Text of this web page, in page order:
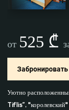
от 525 ₾
Забронировать
Уютно
Tiflis”,